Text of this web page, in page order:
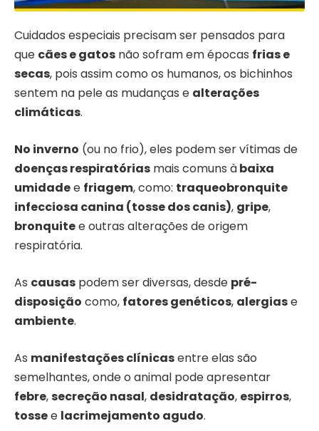
Cuidados especiais precisam ser pensados para
que cães e gatos não sofram em épocas frias e
secas, pois assim como os humanos, os bichinhos
sentem na pele as mudanças e alterações
climáticas.
No inverno (ou no frio), eles podem ser vítimas de
doenças respiratórias mais comuns àbaixa
umidadee friagem, como: traqueobronquite
infecciosa canina (tosse dos canis), gripe,
bronquitee outras alterações de origem
respiratória.
As causas podem ser diversas, desde pré-
disposição como, fatores genéticos, alergiase
ambiente.
As manifestações clínicasentre elas são
semelhantes, onde o animal pode apresentar
febre,secreção nasal, desidratação, espirros,
tossee lacrimejamento agudo.